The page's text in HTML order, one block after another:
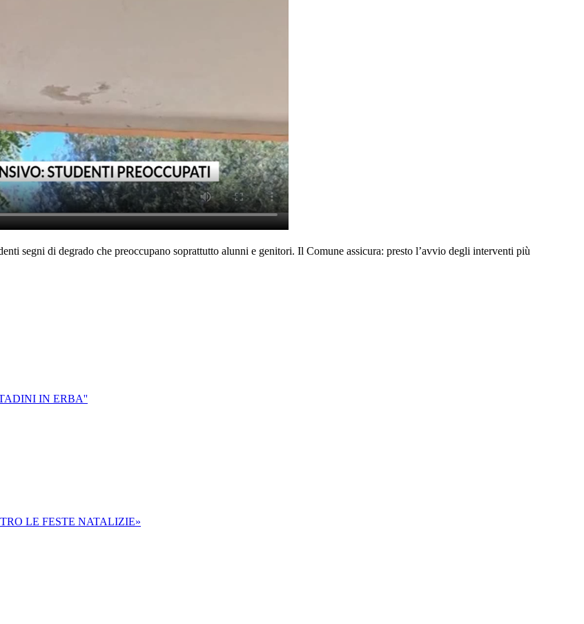
segni di degrado che preoccupano soprattutto alunni e genitori. Il Comune assicura: presto l’avvio degli interventi più
IN ERBA''
LE FESTE NATALIZIE»